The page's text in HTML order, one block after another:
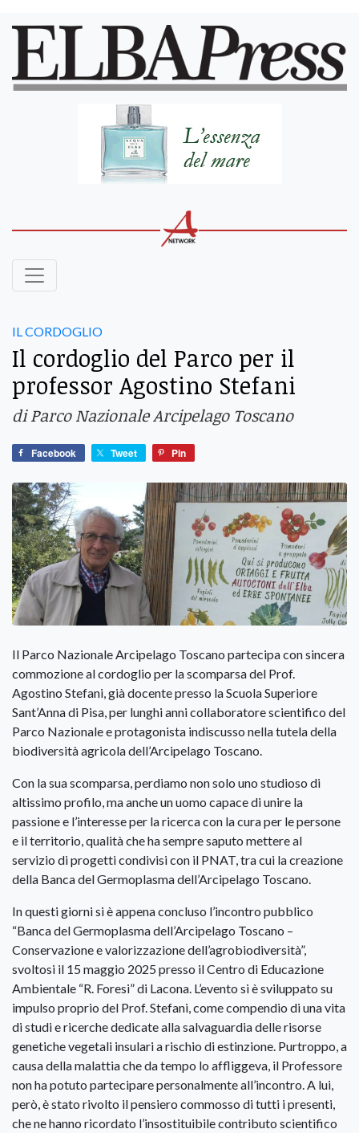
IL CORDOGLIO
Il cordoglio del Parco per il
professor Agostino Stefani
di Parco Nazionale Arcipelago Toscano
Facebook Tweet Pin
Il Parco Nazionale Arcipelago Toscano partecipa con sincera
commozione al cordoglio per la scomparsa del Prof.
Agostino Stefani, già docente presso la Scuola Superiore
Sant’Anna di Pisa, per lunghi anni collaboratore scientifico del
Parco Nazionale e protagonista indiscusso nella tutela della
biodiversità agricola dell’Arcipelago Toscano.
Con la sua scomparsa, perdiamo non solo uno studioso di
altissimo profilo, ma anche un uomo capace di unire la
passione e l’interesse per la ricerca con la cura per le persone
e il territorio, qualità che ha sempre saputo mettere al
servizio di progetti condivisi con il PNAT, tra cui la creazione
della Banca del Germoplasma dell’Arcipelago Toscano.
In questi giorni si è appena concluso l’incontro pubblico
“Banca del Germoplasma dell’Arcipelago Toscano –
Conservazione e valorizzazione dell’agrobiodiversità”,
svoltosi il 15 maggio 2025 presso il Centro di Educazione
Ambientale “R. Foresi” di Lacona. L’evento si è sviluppato su
impulso proprio del Prof. Stefani, come compendio di una vita
di studi e ricerche dedicate alla salvaguardia delle risorse
genetiche vegetali insulari a rischio di estinzione. Purtroppo, a
causa della malattia che da tempo lo affliggeva, il Professore
non ha potuto partecipare personalmente all’incontro. A lui,
però, è stato rivolto il pensiero commosso di tutti i presenti,
che ne hanno ricordato l’insostituibile contributo scientifico